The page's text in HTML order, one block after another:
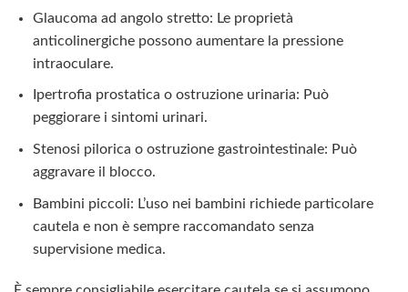
Glaucoma ad angolo stretto: Le proprietà
anticolinergiche possono aumentare la pressione
intraoculare.
Ipertrofia prostatica o ostruzione urinaria: Può
peggiorare i sintomi urinari.
Stenosi pilorica o ostruzione gastrointestinale: Può
aggravare il blocco.
Bambini piccoli: L’uso nei bambini richiede particolare
cautela e non è sempre raccomandato senza
supervisione medica.